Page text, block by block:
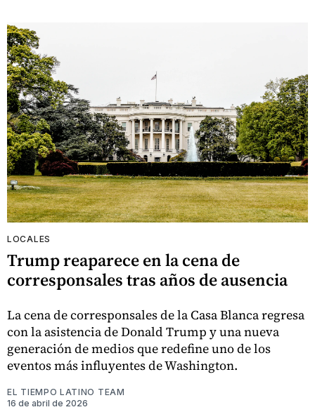
LOCALES
Trump reaparece en la cena de
corresponsales tras años de ausencia
La cena de corresponsales de la Casa Blanca regresa
con la asistencia de Donald Trump y una nueva
generación de medios que redefine uno de los
eventos más influyentes de Washington.
EL TIEMPO LATINO TEAM
16 de abril de 2026